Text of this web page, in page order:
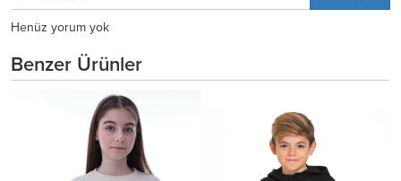
Henüz yorum yok
Benzer Ürünler